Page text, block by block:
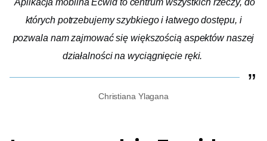
Aplikacja mobilna Ecwid to centrum wszystkich rzeczy, do
których potrzebujemy szybkiego i łatwego dostępu, i
pozwala nam zajmować się większością aspektów naszej
działalności na wyciągnięcie ręki.
Christiana Ylagana